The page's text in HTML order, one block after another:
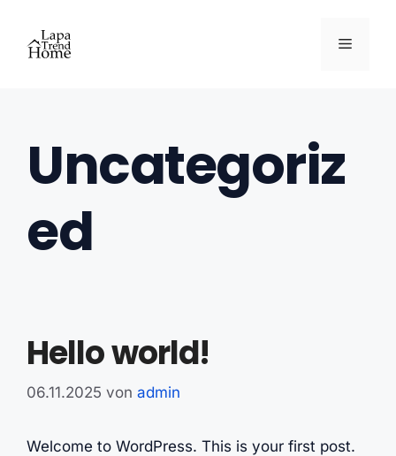
springen
Menü
Uncategoriz
ed
Hello world!
06.11.2025 von admin
Welcome to WordPress. This is your first post.